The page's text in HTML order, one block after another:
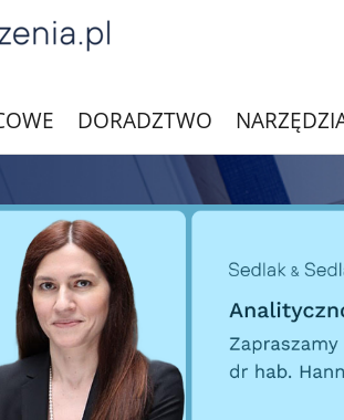
DORADZTWO